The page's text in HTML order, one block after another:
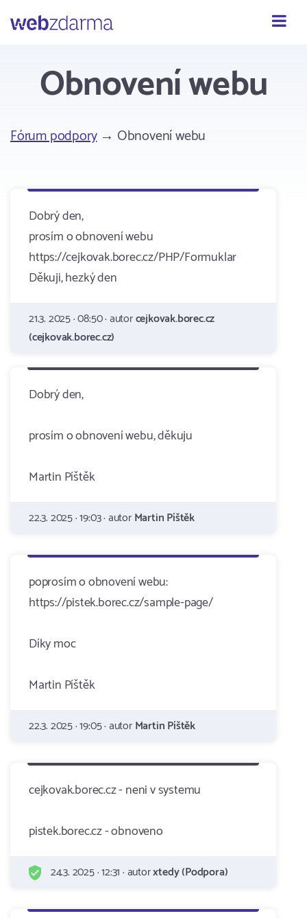
Webzdarma
Obnovení webu
Fórum podpory→ Obnovení webu
Dobrý den,
prosím o obnovení webu
https://cejkovak.borec.cz/PHP/Formuklar
Děkuji, hezký den
21.3. 2025 · 08:50 · autorcejkovak.borec.cz
(cejkovak.borec.cz)
Dobrý den,
prosím o obnovení webu, děkuju
Martin Píštěk
22.3. 2025 · 19:03 · autorMartin Píštěk
poprosím o obnovení webu:
https://pistek.borec.cz/sample-page/
Díky moc
Martin Píštěk
22.3. 2025 · 19:05 · autorMartin Píštěk
cejkovak.borec.cz - neni v systemu
pistek.borec.cz - obnoveno
24.3. 2025 · 12:31 · autorxtedy (Podpora)